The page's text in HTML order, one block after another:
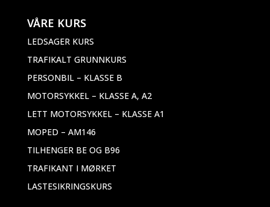
VÅRE KURS
LEDSAGER KURS
TRAFIKALT GRUNNKURS
PERSONBIL – KLASSE B
MOTORSYKKEL – KLASSE A, A2
LETT MOTORSYKKEL – KLASSE A1
MOPED – AM146
TILHENGER BE OG B96
TRAFIKANT I MØRKET
LASTESIKRINGSKURS